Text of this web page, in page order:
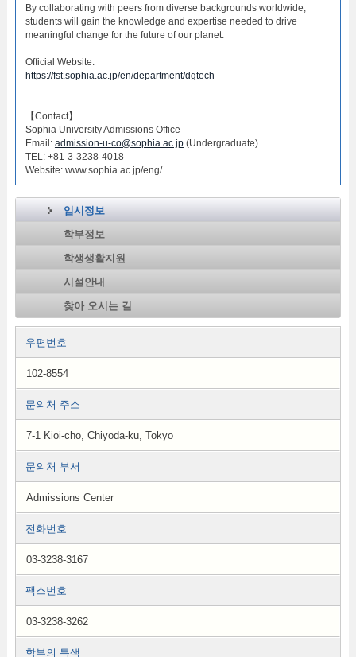
By collaborating with peers from diverse backgrounds worldwide,
students will gain the knowledge and expertise needed to drive
meaningful change for the future of our planet.
Official Website:
https://fst.sophia.ac.jp/en/department/dgtech
【Contact】
Sophia University Admissions Office
Email: admission-u-co@sophia.ac.jp(Undergraduate)
TEL: +81-3-3238-4018
Website: www.sophia.ac.jp/eng/
입시정보
학부정보
학생생활지원
시설안내
찾아 오시는 길
우편번호
102-8554
문의처 주소
7-1 Kioi-cho, Chiyoda-ku, Tokyo
문의처 부서
Admissions Center
전화번호
03-3238-3167
팩스번호
03-3238-3262
학부의 특색